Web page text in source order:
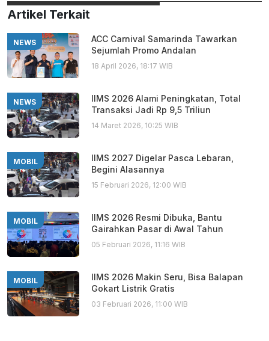
Artikel Terkait
NEWS
ACC Carnival Samarinda Tawarkan
Sejumlah Promo Andalan
18 April 2026, 18:17 WIB
NEWS
IIMS 2026 Alami Peningkatan, Total
Transaksi Jadi Rp 9,5 Triliun
14 Maret 2026, 10:25 WIB
MOBIL
IIMS 2027 Digelar Pasca Lebaran,
Begini Alasannya
15 Februari 2026, 12:00 WIB
MOBIL
IIMS 2026 Resmi Dibuka, Bantu
Gairahkan Pasar di Awal Tahun
05 Februari 2026, 11:16 WIB
MOBIL
IIMS 2026 Makin Seru, Bisa Balapan
Gokart Listrik Gratis
03 Februari 2026, 11:00 WIB